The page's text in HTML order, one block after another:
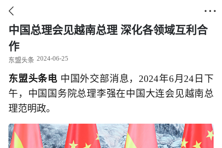
 
中国总理会见越南总理 深化各领域互利合
作
东盟头条 2024-06-25
东盟头条电 中国外交部消息，2024年6月24日下
午，中国国务院总理李强在中国大连会见越南总
理范明政。